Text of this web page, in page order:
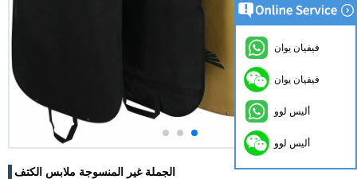
الجملة غير المنسوجة ملابس الكتف
فيفيان يوان
فيفيان يوان
أليس لوو
أليس لوو